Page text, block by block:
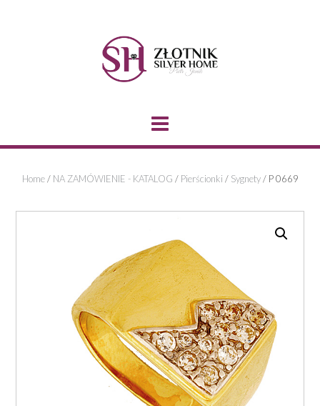
Home/ NA ZAMÓWIENIE - KATALOG / Pierścionki / Sygnety/ P 0669